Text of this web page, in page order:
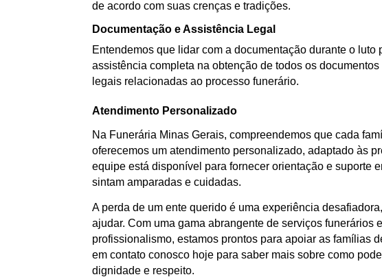
de acordo com suas crenças e tradições.
Documentação e Assistência Legal
Entendemos que lidar com a documentação durante o
assistência completa na obtenção de todos os
legais relacionadas ao processo funerário.
Atendimento Personalizado
Na Funerária Minas Gerais, compreendemos que cada
oferecemos um atendimento personalizado, adaptado às
equipe está disponível para fornecer orientação e suporte
sintam amparadas e cuidadas.
A perda de um ente querido é uma experiência
ajudar. Com uma gama abrangente de serviços
profissionalismo, estamos prontos para apoiar as famílias
em contato conosco hoje para saber mais sobre como
dignidade e respeito.